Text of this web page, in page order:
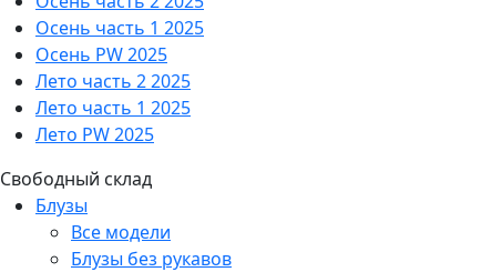
Осень часть 1 2025
Осень PW 2025
Лето часть 2 2025
Лето часть 1 2025
Лето PW 2025
Свободный склад
Блузы
Все модели
Блузы без рукавов